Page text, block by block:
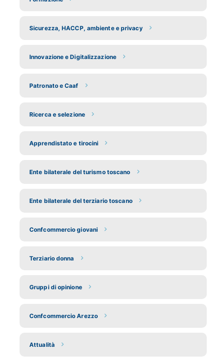
Sicurezza, HACCP, ambiente e privacy
Innovazione e Digitalizzazione
Patronato e Caaf
Ricerca e selezione
Apprendistato e tirocini
Ente bilaterale del turismo toscano
Ente bilaterale del terziario toscano
Confcommercio giovani
Terziario donna
Gruppi di opinione
Confcommercio Arezzo
Attualità